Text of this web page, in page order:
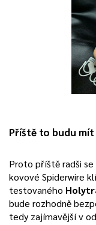
Příště to budu
Proto příště radši
kovové Spiderwire
testovaného
bude rozhodně
tedy zajímavější v